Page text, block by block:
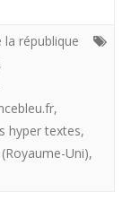
la république
,
,
hyper textes,
Uni),